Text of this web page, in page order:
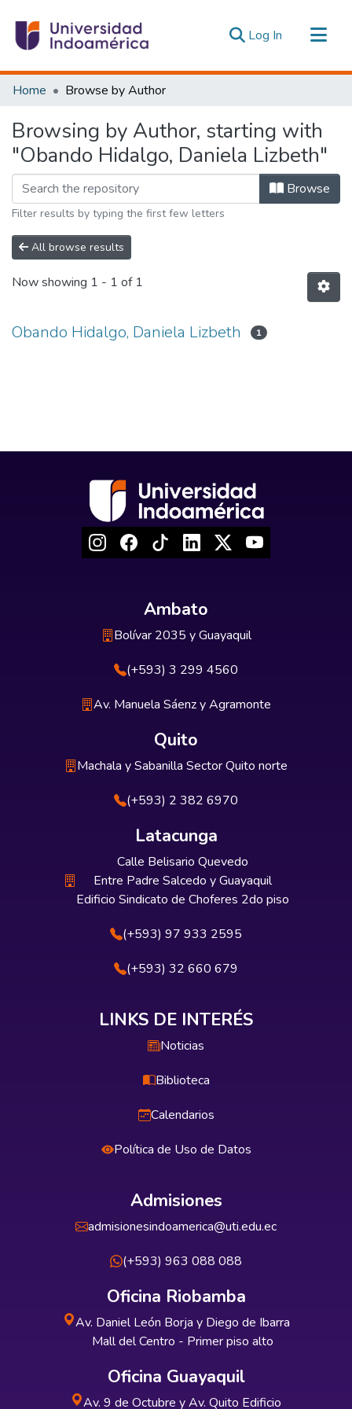
Log In (current)
Communities & Collections
Estadísticas Externas
Home Browse by Author
Browsing by Author, starting with
"Obando Hidalgo, Daniela Lizbeth"
Browse
Filter results by typing the first few letters
All browse results
Now showing 1 - 1 of 1
Obando Hidalgo, Daniela Lizbeth 1
Ambato
Bolívar 2035 y Guayaquil
(+593) 3 299 4560
Av. Manuela Sáenz y Agramonte
Quito
Machala y Sabanilla Sector Quito norte
(+593) 2 382 6970
Latacunga
Calle Belisario Quevedo
Entre Padre Salcedo y Guayaquil
Edificio Sindicato de Choferes 2do piso
(+593) 97 933 2595
(+593) 32 660 679
LINKS DE INTERÉS
Noticias
Biblioteca
Calendarios
Política de Uso de Datos
Admisiones
admisionesindoamerica@uti.edu.ec
(+593) 963 088 088
Oficina Riobamba
Av. Daniel León Borja y Diego de Ibarra
Mall del Centro - Primer piso alto
Oficina Guayaquil
Av. 9 de Octubre y Av. Quito Edificio